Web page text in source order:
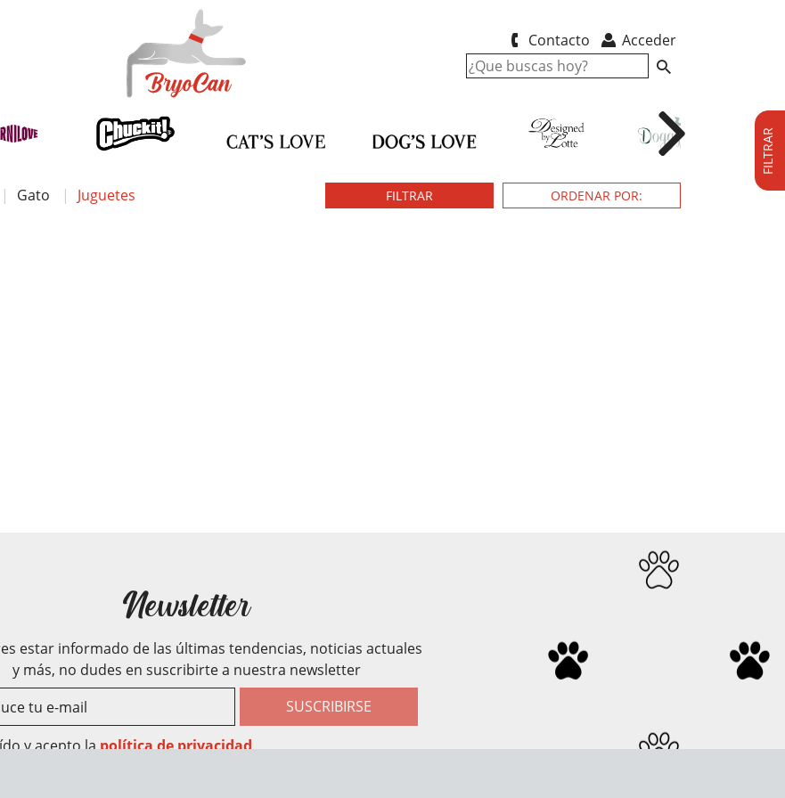
Contacto Acceder
Gato Juguetes FILTRAR
FILTRAR
Newsletter
estar informado de las últimas tendencias, noticias actuales
y más, no dudes en suscribirte a nuestra newsletter
SUSCRIBIRSE
y acepto la política de privacidad